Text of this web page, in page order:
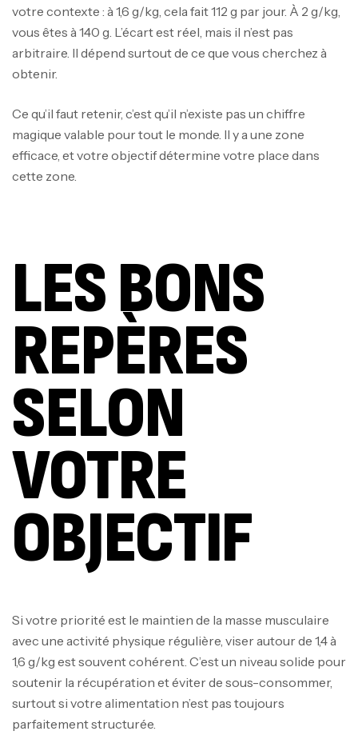
votre contexte : à 1,6 g/kg, cela fait 112 g par jour. À 2 g/kg,
vous êtes à 140 g. L’écart est réel, mais il n’est pas
arbitraire. Il dépend surtout de ce que vous cherchez à
obtenir.
Ce qu’il faut retenir, c’est qu’il n’existe pas un chiffre
magique valable pour tout le monde. Il y a une zone
efficace, et votre objectif détermine votre place dans
cette zone.
LES BONS
REPÈRES
SELON
VOTRE
OBJECTIF
Si votre priorité est le maintien de la masse musculaire
avec une activité physique régulière, viser autour de 1,4 à
1,6 g/kg est souvent cohérent. C’est un niveau solide pour
soutenir la récupération et éviter de sous-consommer,
surtout si votre alimentation n’est pas toujours
parfaitement structurée.